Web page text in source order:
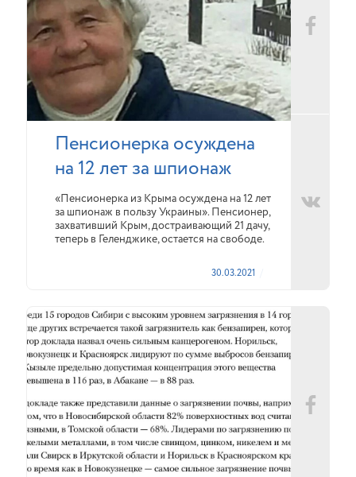
Пенсионерка осуждена
на 12 лет за шпионаж
«Пенсионерка из Крыма осуждена на 12 лет
за шпионаж в пользу Украины». Пенсионер,
захвативший Крым, достраивающий 21 дачу,
теперь в Геленджике, остается на свободе.
30.03.2021